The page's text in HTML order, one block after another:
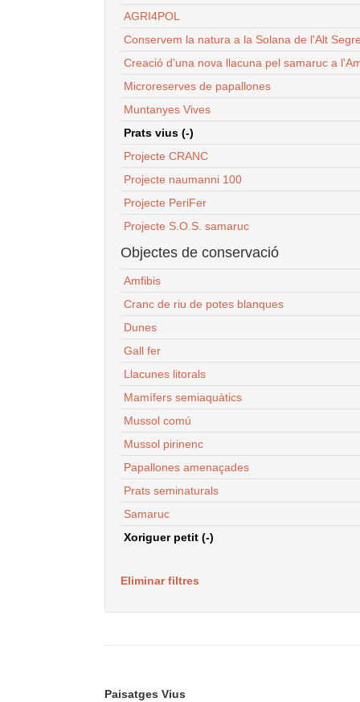
AGRI4POL
Conservem la natura a la Solana de l'Alt
Creació d'una nova llacuna pel samaruc a
Microreserves de papallones
Muntanyes Vives
Prats vius (-)
Projecte CRANC
Projecte naumanni 100
Projecte PeriFer
Projecte S.O.S. samaruc
Objectes de conservació
Amfibis
Cranc de riu de potes blanques
Dunes
Gall fer
Llacunes litorals
Mamífers semiaquàtics
Mussol comú
Mussol pirinenc
Papallones amenaçades
Prats seminaturals
Samaruc
Xoriguer petit (-)
Eliminar filtres
Paisatges Vius